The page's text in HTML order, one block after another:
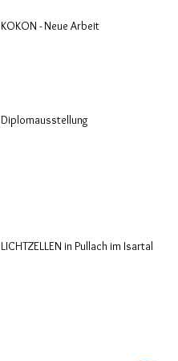
KOKON - Neue Arbeit
Diplomausstellung
LICHTZELLEN in Pullach im Isartal